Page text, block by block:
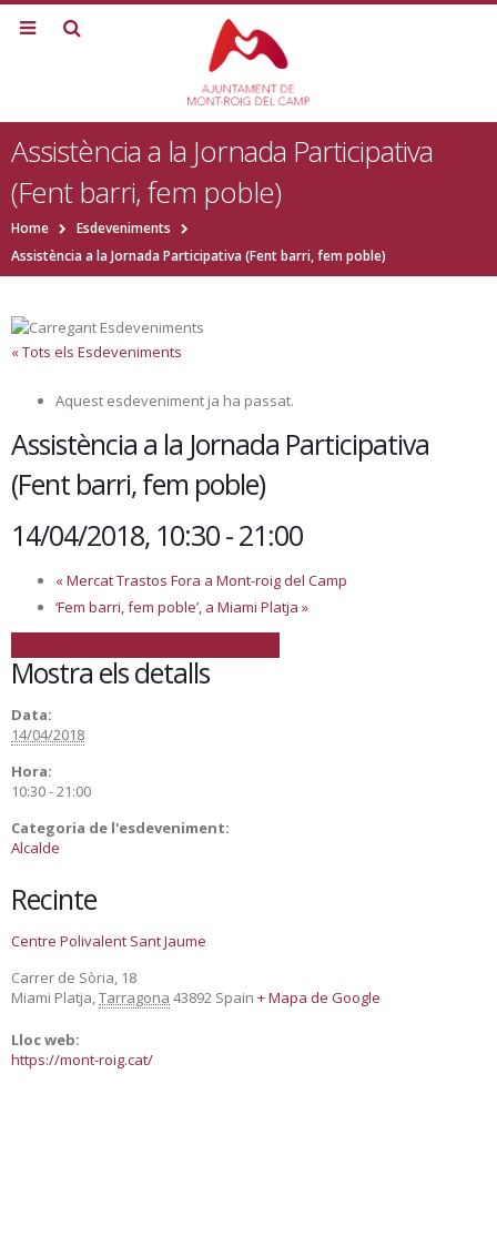
Assistència a la Jornada Participativa
(Fent barri, fem poble)
Home
Esdeveniments
Assistència a la Jornada Participativa (Fent barri, fem poble)
« Tots els Esdeveniments
Aquest esdeveniment ja ha passat.
Assistència a la Jornada Participativa
(Fent barri, fem poble)
14/04/2018, 10:30-21:00
«Mercat Trastos Fora a Mont-roig del Camp
‘Fem barri, fem poble’, a Miami Platja »
Mostra els detalls
Data:
14/04/2018
Hora:
10:30 - 21:00
Categoria de l'esdeveniment:
Alcalde
Recinte
Centre Polivalent Sant Jaume
Carrer de Sòria, 18
Miami Platja,Tarragona 43892 Spain + Mapa de Google
Lloc web:
https://mont-roig.cat/